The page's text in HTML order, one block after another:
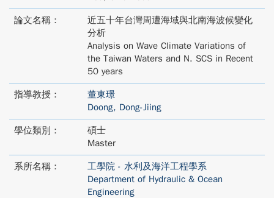
論文名稱：
近五十年台灣周遭海域與北南海波候變化
分析
Analysis on Wave Climate Variations of
the Taiwan Waters and N. SCS in Recent
50 years
指導教授：
董東璟
Doong, Dong-Jiing
學位類別：
碩士
Master
系所名稱：
工學院 - 水利及海洋工程學系
Department of Hydraulic & Ocean
Engineering